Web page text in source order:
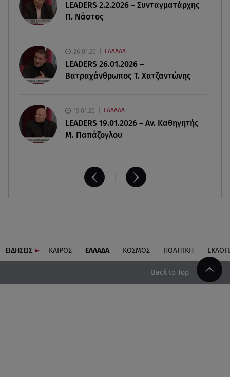
δημιούργημα του ανθρώπου»
κοντά σε ηλικία συνταξιοδότησης
LEADERS 2.2.2026 – Συνταγματάρχης
Π. Νάστος
26.01.26 ΕΛΛΑΔΑ
LEADERS 26.01.2026 –
Βατραχάνθρωπος Τ. Χατζαντώνης
19.01.26 ΕΛΛΑΔΑ
LEADERS 19.01.2026 – Αν. Καθηγητής
Μ. Παπάζογλου
ΕΙΔΗΣΕΙΣ ΚΑΙΡΟΣ ΕΛΛΑΔΑ ΚΟΣΜΟΣ ΠΟΛΙΤΙΚΗ
Back to Top